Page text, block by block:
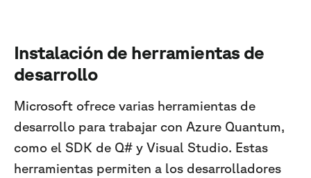
Instalación de herramientas de
desarrollo
Microsoft ofrece varias herramientas de
desarrollo para trabajar con Azure Quantum,
como el SDK de Q# y Visual Studio. Estas
herramientas permiten a los desarrolladores